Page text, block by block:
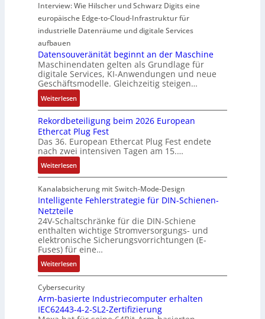
p
w
e
r
k
z
e
u
g
e
r
ü
b
e
r
w
a
c
h
t
t
h
e
r
m
i
s
c
h
e
G
e
h
ä
u
s
e
d
e
m
i
t
2
0
u
n
d
4
0
A
C
-
N
t
z
t
e
i
l
e
r
h
ä
l
t
S
c
h
u
t
z
l
a
c
k
b
e
Interview: Wie Hilscher und Schwarz Digits eine
europäische Edge-to-Cloud-Infrastruktur für
industrielle Datenräume und digitale Services
aufbauen
Datensouveränität beginnt an der Maschine
Maschinendaten gelten als Grundlage für
digitale Services, KI-Anwendungen und neue
Geschäftsmodelle. Gleichzeitig steigen…
Weiterlesen:
D
a
t
e
n
s
o
u
v
r
ä
n
i
t
ä
t
b
e
Rekordbeteiligung beim 2026 European
Ethercat Plug Fest
Das 36. European Ethercat Plug Fest endete
nach zwei intensiven Tagen am 15.…
Weiterlesen:
R
e
k
r
d
b
e
t
e
i
l
i
Kanalabsicherung mit Switch-Mode-Design
Intelligente Fehlerstrategie für DIN-Schienen-
Netzteile
24V-Schaltschränke für die DIN-Schiene
enthalten wichtige Stromversorgungs- und
elektronische Sicherungsvorrichtungen (E-
Fuses) für eine…
Weiterlesen:
I
n
t
e
Cybersecurity
Arm-basierte Industriecomputer erhalten
IEC62443-4-2-SL2-Zertifizierung